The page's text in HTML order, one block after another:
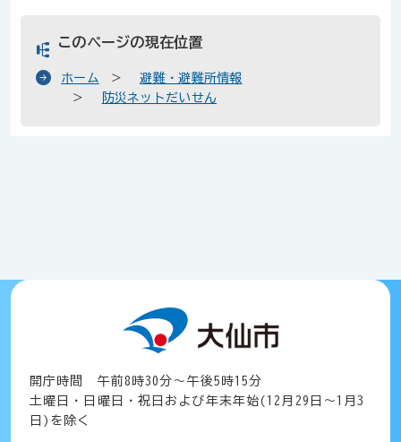
このページの現在位置
ホーム
避難・避難所情報
防災ネットだいせん
開庁時間 午前8時30分～午後5時15分
土曜日・日曜日・祝日および年末年始(12月29日～1月3
日)を除く